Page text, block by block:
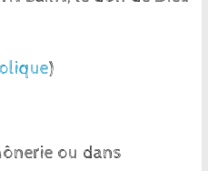
)
ou dans